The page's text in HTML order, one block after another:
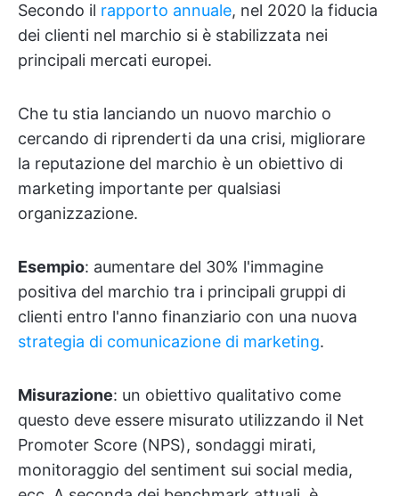
Secondo il rapporto annuale, nel 2020 la fiducia
dei clienti nel marchio si è stabilizzata nei
principali mercati europei.
Che tu stia lanciando un nuovo marchio o
cercando di riprenderti da una crisi, migliorare
la reputazione del marchio è un obiettivo di
marketing importante per qualsiasi
organizzazione.
Esempio: aumentare del 30% l'immagine
positiva del marchio tra i principali gruppi di
clienti entro l'anno finanziario con una nuova
strategia di comunicazione di marketing.
Misurazione: un obiettivo qualitativo come
questo deve essere misurato utilizzando il Net
Promoter Score (NPS), sondaggi mirati,
monitoraggio del sentiment sui social media,